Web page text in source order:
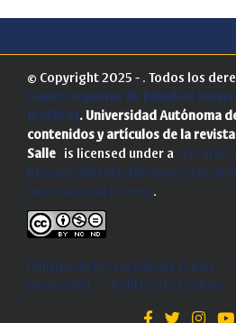
© Copyright 2025 - . Todos los
Centro Superior de Estudios
(CSEULS). Universidad Autónoma
contenidos y artículos de la revista
Salle is licensed under a Creative
Reconocimiento-NoComercial-
Internacional License.
Política de Protección de Datos -
privacidad
- Política de cookies